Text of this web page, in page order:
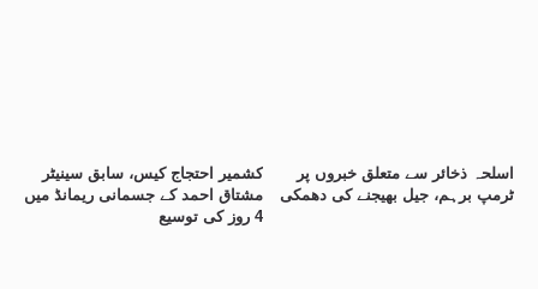
کشمیر احتجاج کیس، سابق سینیٹر
مشتاق احمد کے جسمانی ریمانڈ میں
4 روز کی توسیع
اسلحہ ذخائر سے متعلق خبروں پر
ٹرمپ برہم، جیل بھیجنے کی دھمکی